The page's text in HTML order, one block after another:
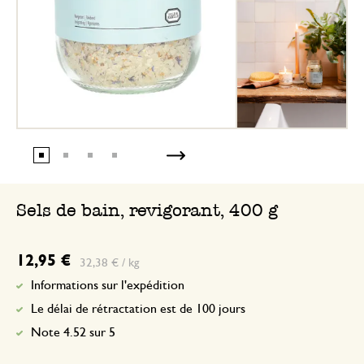
Sels de bain, revigorant, 400 g
12,95 € 32,38 € / kg
Informations sur l'expédition
Le délai de rétractation est de 100 jours
Note 4.52 sur 5